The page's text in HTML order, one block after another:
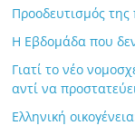
Προοδευτισμός της
Η Εβδομάδα που
Γιατί το νέο
αντί να
Ελληνική